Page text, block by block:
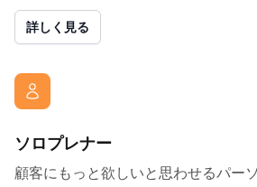
詳しく見る
ソロプレナー
顧客にもっと欲しいと思わせるパー